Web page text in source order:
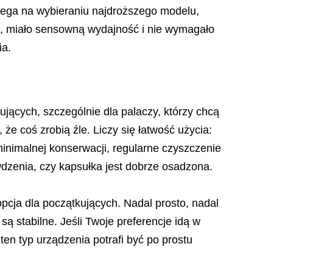
na wybieraniu najdroższego modelu,
sensowną wydajność i nie wymagało
szczególnie dla palaczy, którzy chcą
coś zrobią źle. Liczy się łatwość użycia:
konserwacji, regularne czyszczenie
czy kapsułka jest dobrze osadzona.
dla początkujących. Nadal prosto, nadal
stabilne. Jeśli Twoje preferencje idą w
typ urządzenia potrafi być po prostu